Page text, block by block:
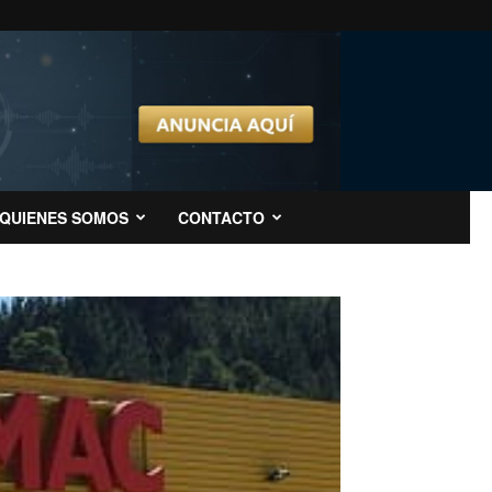
QUIENES SOMOS CONTACTO